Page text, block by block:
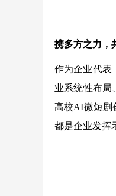
携多方之力，
作为企业代表
业系统性布局
高校AI微短剧
都是企业发挥